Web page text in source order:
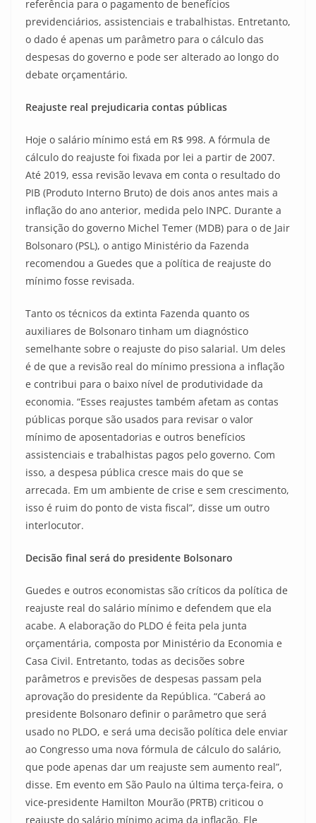
referência para o pagamento de benefícios
previdenciários, assistenciais e trabalhistas. Entretanto,
o dado é apenas um parâmetro para o cálculo das
despesas do governo e pode ser alterado ao longo do
debate orçamentário.
Reajuste real prejudicaria contas públicas
Hoje o salário mínimo está em R$ 998. A fórmula de
cálculo do reajuste foi fixada por lei a partir de 2007.
Até 2019, essa revisão levava em conta o resultado do
PIB (Produto Interno Bruto) de dois anos antes mais a
inflação do ano anterior, medida pelo INPC. Durante a
transição do governo Michel Temer (MDB) para o de Jair
Bolsonaro (PSL), o antigo Ministério da Fazenda
recomendou a Guedes que a política de reajuste do
mínimo fosse revisada.
Tanto os técnicos da extinta Fazenda quanto os
auxiliares de Bolsonaro tinham um diagnóstico
semelhante sobre o reajuste do piso salarial. Um deles
é de que a revisão real do mínimo pressiona a inflação
e contribui para o baixo nível de produtividade da
economia. “Esses reajustes também afetam as contas
públicas porque são usados para revisar o valor
mínimo de aposentadorias e outros benefícios
assistenciais e trabalhistas pagos pelo governo. Com
isso, a despesa pública cresce mais do que se
arrecada. Em um ambiente de crise e sem crescimento,
isso é ruim do ponto de vista fiscal”, disse um outro
interlocutor.
Decisão final será do presidente Bolsonaro
Guedes e outros economistas são críticos da política de
reajuste real do salário mínimo e defendem que ela
acabe. A elaboração do PLDO é feita pela junta
orçamentária, composta por Ministério da Economia e
Casa Civil. Entretanto, todas as decisões sobre
parâmetros e previsões de despesas passam pela
aprovação do presidente da República. “Caberá ao
presidente Bolsonaro definir o parâmetro que será
usado no PLDO, e será uma decisão política dele enviar
ao Congresso uma nova fórmula de cálculo do salário,
que pode apenas dar um reajuste sem aumento real”,
disse. Em evento em São Paulo na última terça-feira, o
vice-presidente Hamilton Mourão (PRTB) criticou o
reajuste do salário mínimo acima da inflação. Ele